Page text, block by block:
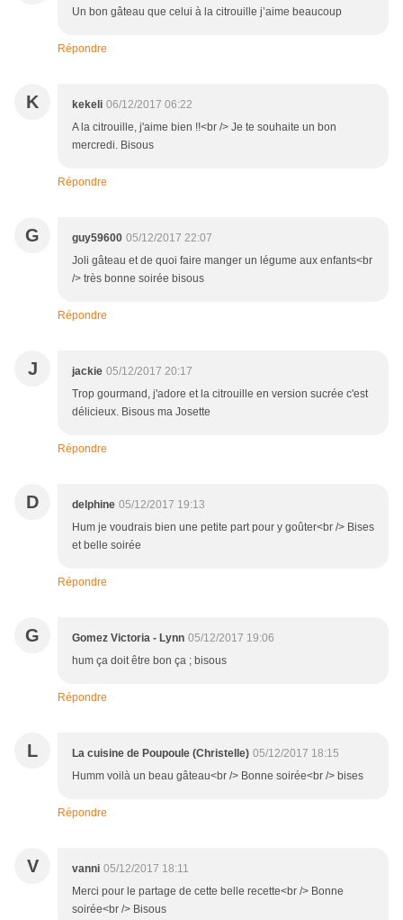
Un bon gâteau que celui à la citrouille j’aime beaucoup
Répondre
K kekeli 06/12/2017 06:22
A la citrouille, j'aime bien !!<br /> Je te souhaite un bon
mercredi. Bisous
Répondre
G guy59600 05/12/2017 22:07
Joli gâteau et de quoi faire manger un légume aux enfants<br
/> très bonne soirée bisous
Répondre
J jackie 05/12/2017 20:17
Trop gourmand, j'adore et la citrouille en version sucrée c'est
délicieux. Bisous ma Josette
Répondre
D delphine 05/12/2017 19:13
Hum je voudrais bien une petite part pour y goûter<br /> Bises
et belle soirée
Répondre
G Gomez Victoria - Lynn 05/12/2017 19:06
hum ça doit être bon ça ; bisous
Répondre
L La cuisine de Poupoule (Christelle) 05/12/2017 18:15
Humm voilà un beau gâteau<br /> Bonne soirée<br /> bises
Répondre
V vanni 05/12/2017 18:11
Merci pour le partage de cette belle recette<br /> Bonne
soirée<br /> Bisous